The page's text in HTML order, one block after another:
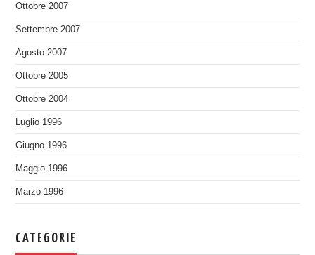
Ottobre 2007
Settembre 2007
Agosto 2007
Ottobre 2005
Ottobre 2004
Luglio 1996
Giugno 1996
Maggio 1996
Marzo 1996
CATEGORIE